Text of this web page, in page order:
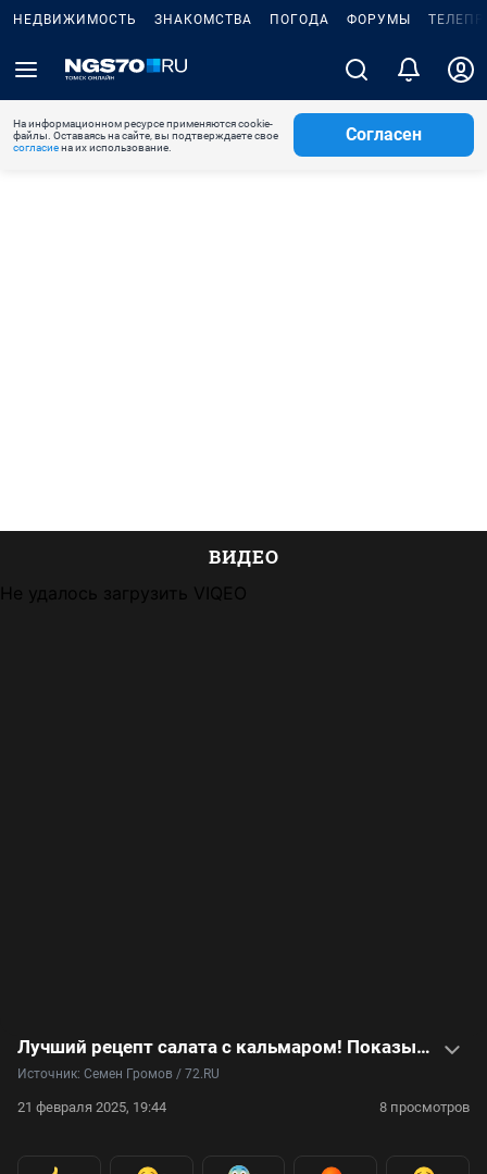
НЕДВИЖИМОСТЬ ЗНАКОМСТВА ПОГОДА ФОРУМЫ
На информационном ресурсе применяются cookie-
файлы. Оставаясь на сайте, вы подтверждаете свое
согласиена их использование.
Согласен
ВИДЕО
Не удалось загрузить VIQEO
Лучший рецепт салата с кальмаром! Показываем, как приготовить вкусное блюдо за 5 минут — видео
Источник: Семен Громов / 72.RU
21 февраля 2025, 19:44 8 просмотров